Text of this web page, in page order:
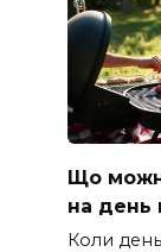
Що
на день
Коли